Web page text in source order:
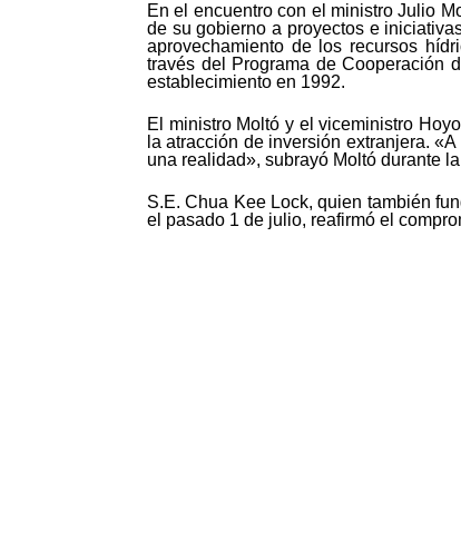
En el encuentro con el ministro Julio
de su gobierno a proyectos e
aprovechamiento de los recursos
través del Programa de Cooperación
establecimiento en 1992.
El ministro Moltó y el viceministro
la atracción de inversión extranjera.
una realidad», subrayó Moltó durante
S.E. Chua Kee Lock, quien también
el pasado 1 de julio, reafirmó el